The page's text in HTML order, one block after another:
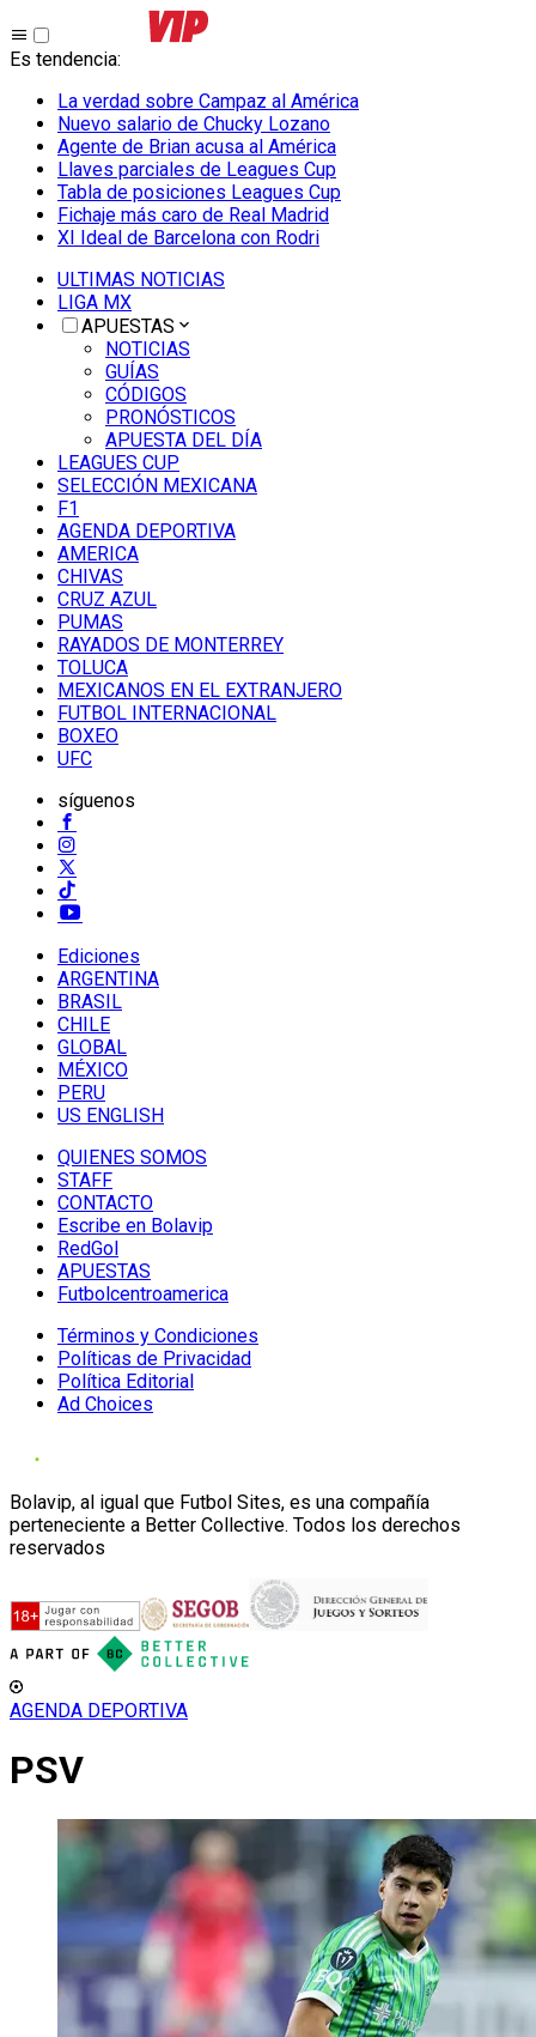
Es tendencia:
La verdad sobre Campaz al América
Nuevo salario de Chucky Lozano
Agente de Brian acusa al América
Llaves parciales de Leagues Cup
Tabla de posiciones Leagues Cup
Fichaje más caro de Real Madrid
XI Ideal de Barcelona con Rodri
ULTIMAS NOTICIAS
LIGA MX
APUESTAS
NOTICIAS
GUÍAS
CÓDIGOS
PRONÓSTICOS
APUESTA DEL DÍA
LEAGUES CUP
SELECCIÓN MEXICANA
F1
AGENDA DEPORTIVA
AMERICA
CHIVAS
CRUZ AZUL
PUMAS
RAYADOS DE MONTERREY
TOLUCA
MEXICANOS EN EL EXTRANJERO
FUTBOL INTERNACIONAL
BOXEO
UFC
síguenos
Ediciones
ARGENTINA
BRASIL
CHILE
GLOBAL
MÉXICO
PERU
US ENGLISH
QUIENES SOMOS
STAFF
CONTACTO
Escribe en Bolavip
RedGol
APUESTAS
Futbolcentroamerica
Términos y Condiciones
Políticas de Privacidad
Política Editorial
Ad Choices
Bolavip, al igual que Futbol Sites, es una compañía
perteneciente a Better Collective. Todos los derechos
reservados
AGENDA DEPORTIVA
PSV